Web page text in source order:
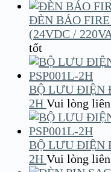
ĐÈN BÁO
(24VDC /
tốt
BỘ LƯU ĐIỆN
2H Vui lòng
BỘ LƯU ĐIỆN
2H Vui lòng